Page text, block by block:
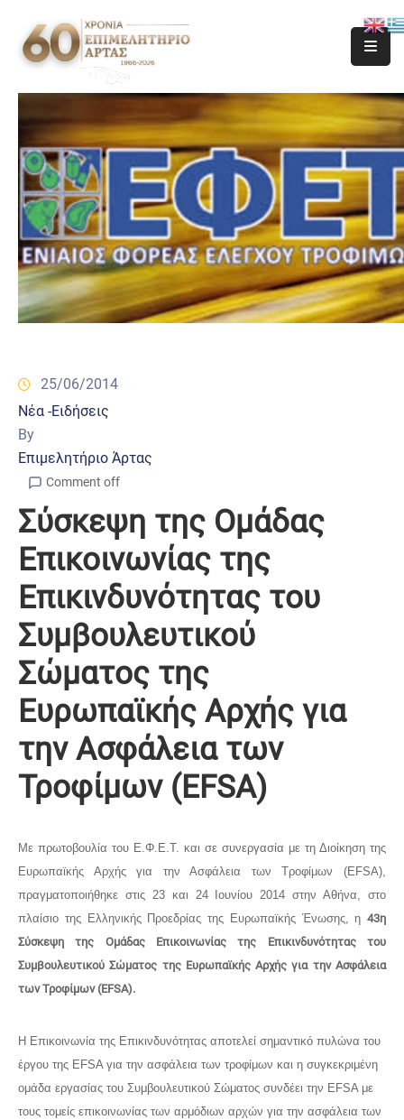
25/06/2014
Νέα -Ειδήσεις
By
Επιμελητήριο Άρτας
Comment off
Σύσκεψη της Ομάδας
Επικοινωνίας της
Επικινδυνότητας του
Συμβουλευτικού
Σώματος της
Ευρωπαϊκής Αρχής για
την Ασφάλεια των
Τροφίμων (EFSA)
Με πρωτοβουλία του Ε.Φ.Ε.Τ. και σε συνεργασία με τη Διοίκηση της
Ευρωπαϊκής Αρχής για την Ασφάλεια των Τροφίμων (EFSA),
πραγματοποιήθηκε στις 23 και 24 Ιουνίου 2014 στην Αθήνα, στο
πλαίσιο της Ελληνικής Προεδρίας της Ευρωπαϊκής Ένωσης, η 43η
Σύσκεψη της Ομάδας Επικοινωνίας της Επικινδυνότητας του
Συμβουλευτικού Σώματος της Ευρωπαϊκής Αρχής για την Ασφάλεια
των Τροφίμων (EFSA).
Η Επικοινωνία της Επικινδυνότητας αποτελεί σημαντικό πυλώνα του
έργου της EFSA για την ασφάλεια των τροφίμων και η συγκεκριμένη
ομάδα εργασίας του Συμβουλευτικού Σώματος συνδέει την EFSA με
τους τομείς επικοινωνίας των αρμόδιων αρχών για την ασφάλεια των